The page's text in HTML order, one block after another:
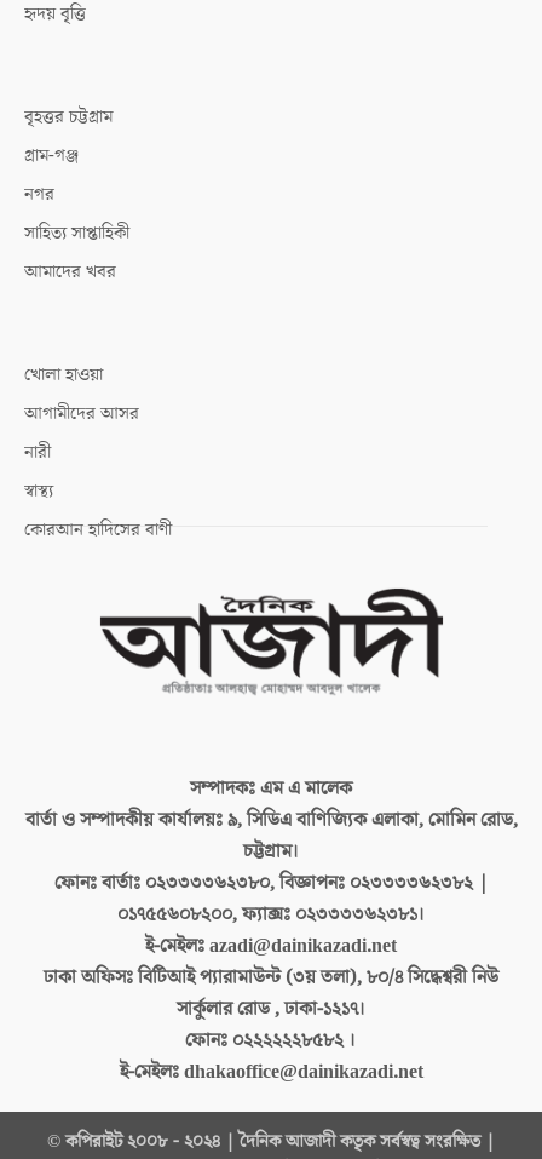
হৃদয় বৃত্তি
বৃহত্তর চট্টগ্রাম
গ্রাম-গঞ্জ
নগর
সাহিত্য সাপ্তাহিকী
আমাদের খবর
খোলা হাওয়া
আগামীদের আসর
নারী
স্বাস্থ্য
কোরআন হাদিসের বাণী
সম্পাদকঃএম এ মালেক
বার্তা ও সম্পাদকীয় কার্যালয়ঃ৯, সিডিএ বাণিজ্যিক এলাকা, মোমিন রোড,
চট্টগ্রাম।
ফোনঃ বার্তাঃ ০২৩৩৩৩৬২৩৮০, বিজ্ঞাপনঃ ০২৩৩৩৩৬২৩৮২ |
০১৭৫৫৬০৮২০০, ফ্যাক্সঃ ০২৩৩৩৩৬২৩৮১।
ই-মেইলঃazadi@dainikazadi.net
ঢাকা অফিসঃবিটিআই প্যারামাউন্ট (৩য় তলা), ৮০/৪ সিদ্ধেশ্বরী নিউ
সার্কুলার রোড , ঢাকা-১২১৭।
ফোনঃ ০২২২২২২৮৫৮২ ।
ই-মেইলঃdhakaoffice@dainikazadi.net
© কপিরাইট ২০০৮ - ২০২৪ | দৈনিক আজাদী কতৃক সর্বস্বত্ব সংরক্ষিত |